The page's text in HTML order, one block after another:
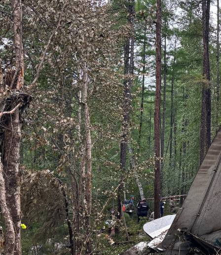
Происшествия
27.07.2025 12:521357